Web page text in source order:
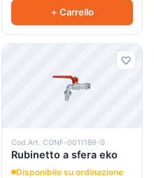
+ Carrello
Cod.Art. CONF-0011189-0
Rubinetto a sfera eko
Disponibile su ordinazione